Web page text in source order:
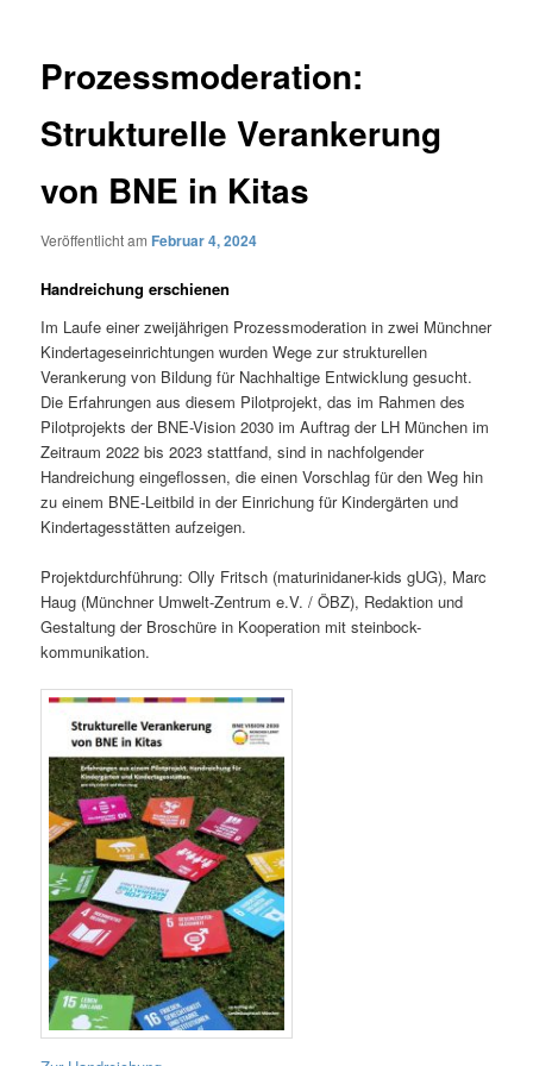
Prozessmoderation:
Strukturelle Verankerung
von BNE in Kitas
Veröffentlicht am Februar 4, 2024
Handreichung erschienen
Im Laufe einer zweijährigen Prozessmoderation in zwei Münchner
Kindertageseinrichtungen wurden Wege zur strukturellen
Verankerung von Bildung für Nachhaltige Entwicklung gesucht.
Die Erfahrungen aus diesem Pilotprojekt, das im Rahmen des
Pilotprojekts der BNE-Vision 2030 im Auftrag der LH München im
Zeitraum 2022 bis 2023 stattfand, sind in nachfolgender
Handreichung eingeflossen, die einen Vorschlag für den Weg hin
zu einem BNE-Leitbild in der Einrichung für Kindergärten und
Kindertagesstätten aufzeigen.
Projektdurchführung: Olly Fritsch (maturinidaner-kids gUG), Marc
Haug (Münchner Umwelt-Zentrum e.V. / ÖBZ), Redaktion und
Gestaltung der Broschüre in Kooperation mit steinbock-
kommunikation.